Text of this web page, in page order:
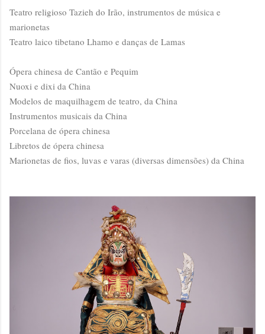
Teatro religioso Tazieh do Irão, instrumentos de música e
marionetas
Teatro laico tibetano Lhamo e danças de Lamas
Ópera chinesa de Cantão e Pequim
Nuoxi e dixi da China
Modelos de maquilhagem de teatro, da China
Instrumentos musicais da China
Porcelana de ópera chinesa
Libretos de ópera chinesa
Marionetas de fios, luvas e varas (diversas dimensões) da China